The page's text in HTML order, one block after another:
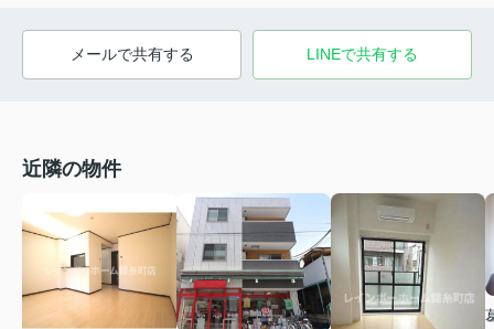
メールで共有する LINEで共有する
近隣の物件